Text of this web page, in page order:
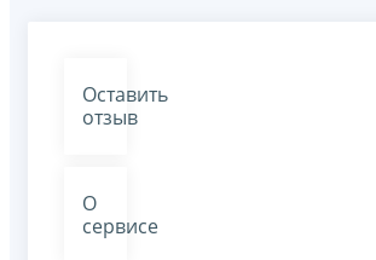
Оставить
отзыв
О
сервисе